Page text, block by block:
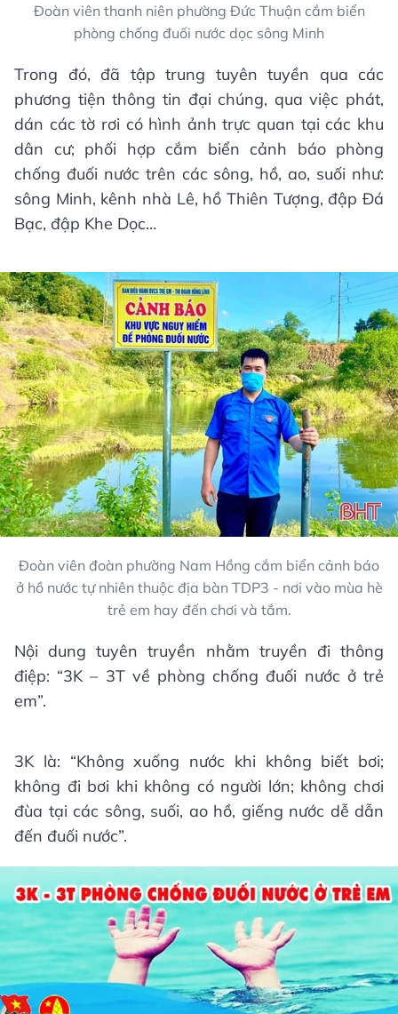
Đoàn viên thanh niên phường Đức Thuận cắm biển
phòng chống đuối nước dọc sông Minh
Trong đó, đã tập trung tuyên tuyền qua các
phương tiện thông tin đại chúng, qua việc phát,
dán các tờ rơi có hình ảnh trực quan tại các khu
dân cư; phối hợp cắm biển cảnh báo phòng
chống đuối nước trên các sông, hồ, ao, suối như:
sông Minh, kênh nhà Lê, hồ Thiên Tượng, đập Đá
Bạc, đập Khe Dọc…
Đoàn viên đoàn phường Nam Hồng cắm biển cảnh báo
ở hồ nước tự nhiên thuộc địa bàn TDP3 - nơi vào mùa hè
trẻ em hay đến chơi và tắm.
Nội dung tuyên truyền nhằm truyền đi thông
điệp: “3K – 3T về phòng chống đuối nước ở trẻ
em”.
3K là: “Không xuống nước khi không biết bơi;
không đi bơi khi không có người lớn; không chơi
đùa tại các sông, suối, ao hồ, giếng nước dễ dẫn
đến đuối nước”.